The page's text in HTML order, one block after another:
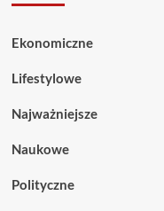
Ekonomiczne
Lifestylowe
Najważniejsze
Naukowe
Polityczne